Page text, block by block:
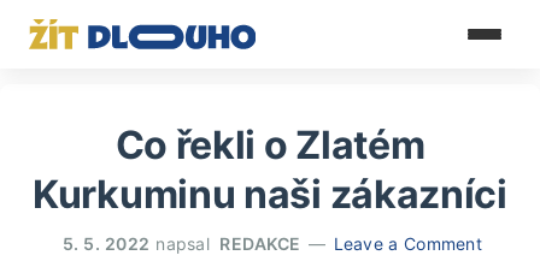
Co řekli o Zlatém
Kurkuminu naši zákazníci
5. 5. 2022 napsal REDAKCE Leave a Comment